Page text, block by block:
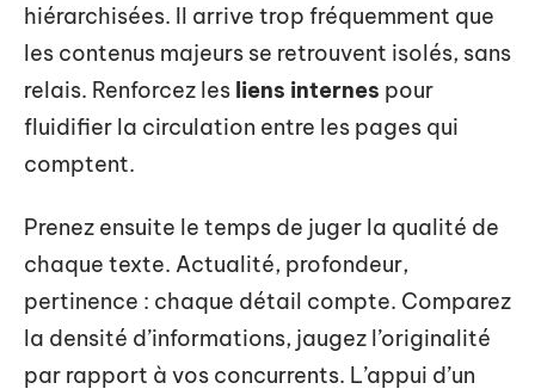
hiérarchisées. Il arrive trop fréquemment que
les contenus majeurs se retrouvent isolés, sans
relais. Renforcez les liens internes pour
fluidifier la circulation entre les pages qui
comptent.
Prenez ensuite le temps de juger la qualité de
chaque texte. Actualité, profondeur,
pertinence : chaque détail compte. Comparez
la densité d’informations, jaugez l’originalité
par rapport à vos concurrents. L’appui d’un